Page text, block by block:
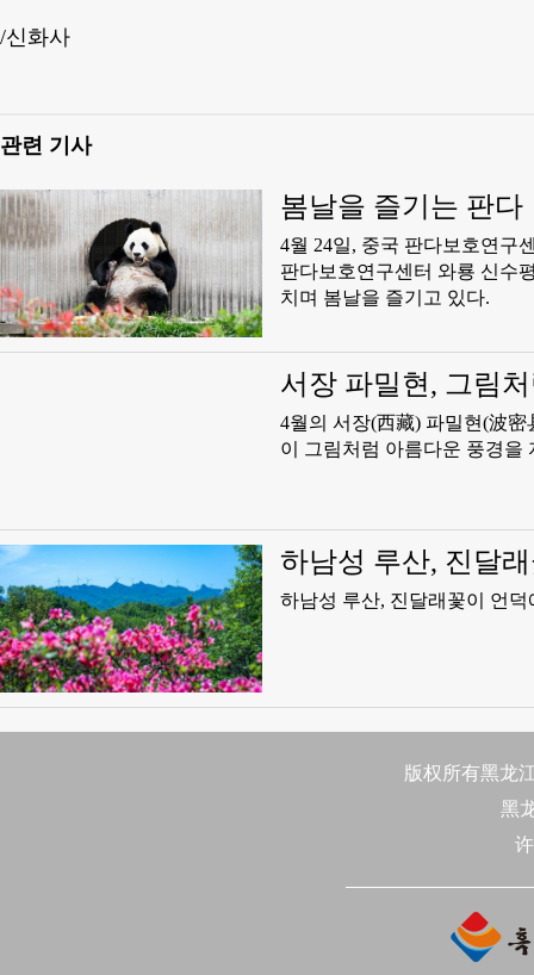
/신화사
관련 기사
봄날을 즐기는 판다
4월 24일, 중국 판다보호연구
판다보호연구센터 와룡 신수
치며 봄날을 즐기고 있다.
서장 파밀현, 그림
4월의 서장(西藏) 파밀현(波密县)에 봄기운이 완연하
이 그림처럼 아름다운 풍경을
하남성 루산, 진달
하남성 루산, 진달래꽃이 언덕
版权所有黑龙
黑